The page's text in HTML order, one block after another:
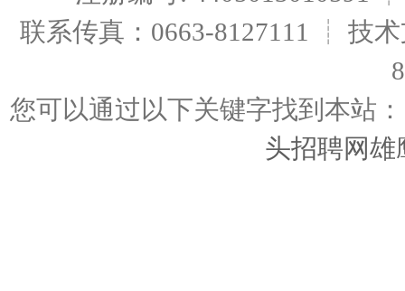
联系传真：0663-8127111 ┊ 技
您可以通过以下关键字找到本
头招聘网雄